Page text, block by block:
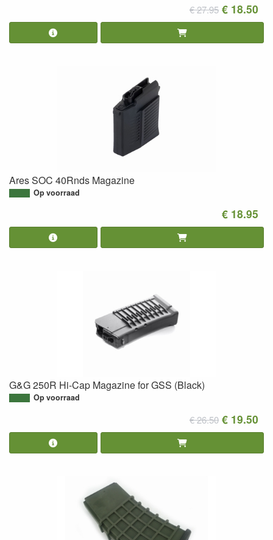
€ 27.95 € 18.50
Ares SOC 40Rnds Magazine
Op voorraad
€ 18.95
G&G 250R Hi-Cap Magazine for GSS (Black)
Op voorraad
€ 26.50 € 19.50